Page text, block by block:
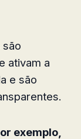
ativam a
e são
exemplo,